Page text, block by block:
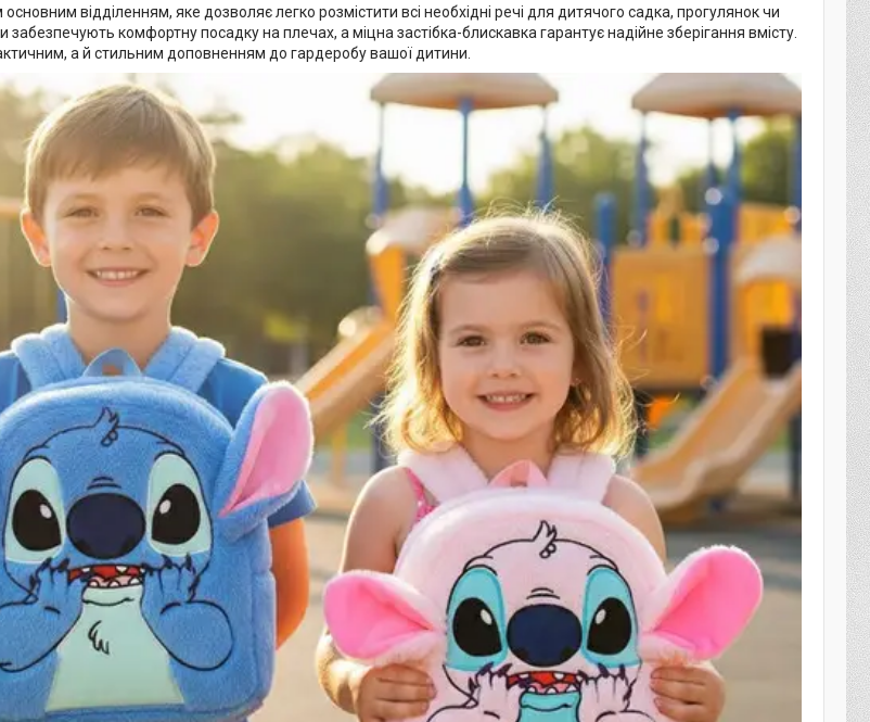
відділенням, яке дозволяє легко розмістити всі необхідні речі для дитячого садка, прогулянок чи
комфортну посадку на плечах, а міцна застібка-блискавка гарантує надійне зберігання вмісту.
а й стильним доповненням до гардеробу вашої дитини.